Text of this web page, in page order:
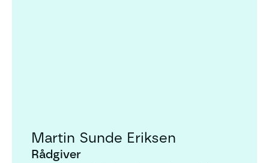
Martin Sunde Eriksen
Rådgiver